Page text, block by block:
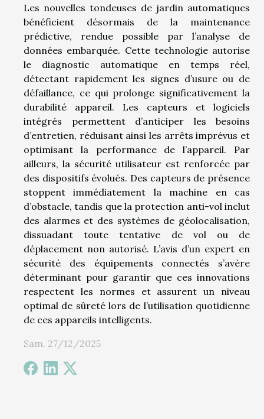
Les nouvelles tondeuses de jardin automatiques
bénéficient désormais de la maintenance
prédictive, rendue possible par l’analyse de
données embarquée. Cette technologie autorise
le diagnostic automatique en temps réel,
détectant rapidement les signes d’usure ou de
défaillance, ce qui prolonge significativement la
durabilité appareil. Les capteurs et logiciels
intégrés permettent d’anticiper les besoins
d’entretien, réduisant ainsi les arrêts imprévus et
optimisant la performance de l’appareil. Par
ailleurs, la sécurité utilisateur est renforcée par
des dispositifs évolués. Des capteurs de présence
stoppent immédiatement la machine en cas
d’obstacle, tandis que la protection anti-vol inclut
des alarmes et des systèmes de géolocalisation,
dissuadant toute tentative de vol ou de
déplacement non autorisé. L’avis d’un expert en
sécurité des équipements connectés s’avère
déterminant pour garantir que ces innovations
respectent les normes et assurent un niveau
optimal de sûreté lors de l’utilisation quotidienne
de ces appareils intelligents.
Sam. 27/12/2025